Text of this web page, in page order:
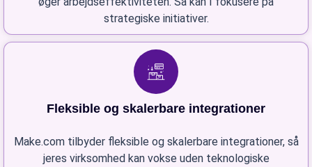
strategiske initiativer.
Fleksible og skalerbare integrationer
Make.com tilbyder fleksible og skalerbare integrationer, så
jeres virksomhed kan vokse uden teknologiske